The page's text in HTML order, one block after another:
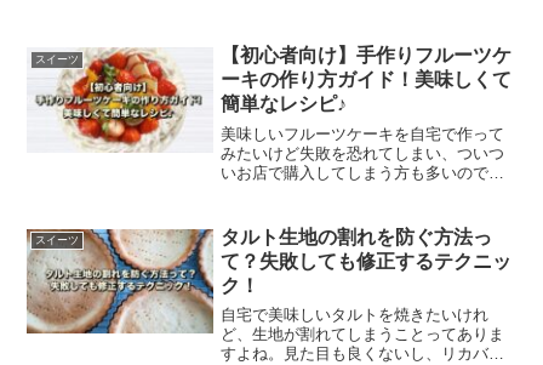
スイーツ
【初心者向け】手作りフルーツケ
ーキの作り方ガイド！美味しくて
簡単なレシピ♪
美味しいフルーツケーキを自宅で作って
みたいけど失敗を恐れてしまい、ついつ
いお店で購入してしまう方も多いのでは
心者でも問題なし。作り方ガイド＆簡単
レシピをご紹介します。
スイーツ
タルト生地の割れを防ぐ方法っ
て？失敗しても修正するテクニッ
ク！
自宅で美味しいタルトを焼きたいけれ
ど、生地が割れてしまうことってありま
すよね。見た目も良くないし、リカバリ